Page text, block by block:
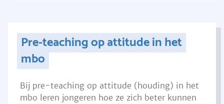
Pre-teaching op attitude in het
mbo
Bij pre-teaching op attitude (houding) in het
mbo leren jongeren hoe ze zich beter kunnen